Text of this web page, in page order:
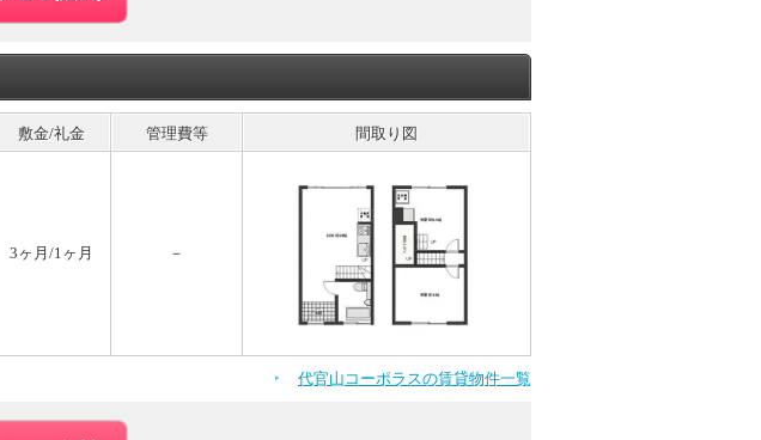
敷金/礼金 管理費等 間取り図
3ヶ月/1ヶ月 －
代官山コーポラスの賃貸物件一覧